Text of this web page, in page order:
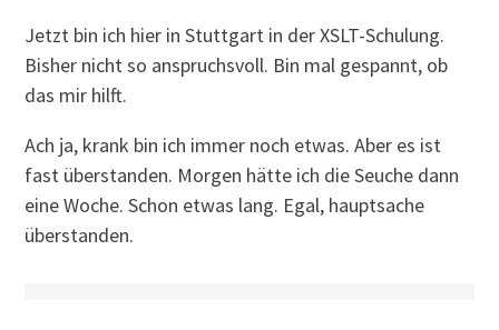
Jetzt bin ich hier in Stuttgart in der XSLT-Schulung.
Bisher nicht so anspruchsvoll. Bin mal gespannt, ob
das mir hilft.
Ach ja, krank bin ich immer noch etwas. Aber es ist
fast überstanden. Morgen hätte ich die Seuche dann
eine Woche. Schon etwas lang. Egal, hauptsache
überstanden.